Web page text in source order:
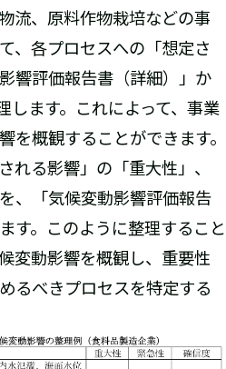
流、原料作物栽培などの事
、各プロセスへの「想定さ
響評価報告書（詳細）」か
します。これによって、事業
を概観することができます。
れる影響」の「重大性」、
、「気候変動影響評価報告
す。このように整理すること
変動影響を概観し、重要性
るべきプロセスを特定する